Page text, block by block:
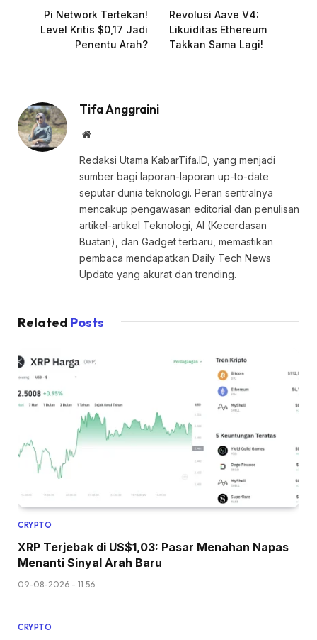
Pi Network Tertekan!
Level Kritis $0,17 Jadi
Penentu Arah?
Revolusi Aave V4:
Likuiditas Ethereum
Takkan Sama Lagi!
Tifa Anggraini
Website
Redaksi Utama KabarTifa.ID, yang menjadi
sumber bagi laporan-laporan up-to-date
seputar dunia teknologi. Peran sentralnya
mencakup pengawasan editorial dan penulisan
artikel-artikel Teknologi, AI (Kecerdasan
Buatan), dan Gadget terbaru, memastikan
pembaca mendapatkan Daily Tech News
Update yang akurat dan trending.
Related Posts
CRYPTO
XRP Terjebak di US$1,03: Pasar Menahan Napas
Menanti Sinyal Arah Baru
09-08-2026 - 11.56
CRYPTO